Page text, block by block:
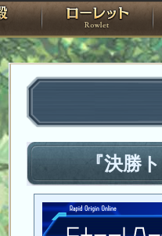
PandoraPartyProject
神殿
『決勝